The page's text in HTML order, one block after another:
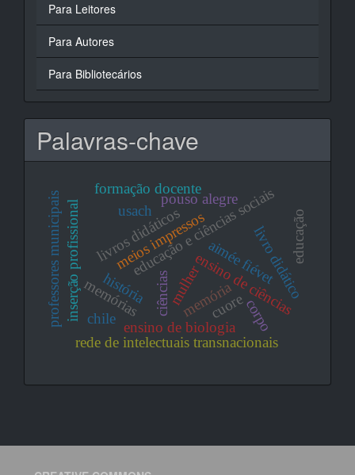
Para Leitores
Para Autores
Para Bibliotecários
Palavras-chave
história memória
ensino de ciências
ensino de biologia
livros didáticos
educação e ciências sociais
rede de intelectuais transnacionais
professores municipais livro didático
aimée fiévet
mulher
ciências
inserção profissional pouso alegre
formação docente
memórias
chile
usach
meios impressos
cuore
educação
corpo